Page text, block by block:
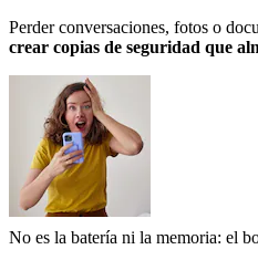
Perder conversaciones, fotos o
crear copias de seguridad que
No es la batería ni la memoria: el